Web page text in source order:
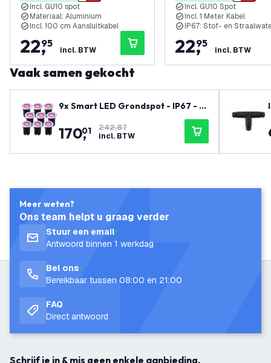
Incl. GU10 spot
Materiaal: Aluminium
Incl. 100 cm Aansluitkabel
22,
95
incl. BTW
Incl. GU10 Spot
Incl. 1 Meter Kabel
IP67: Stof- en
22,
95
incl. BTW
Vaak samen gekocht
9x Smart LED Grondspot - IP67 - 4.
9W - RGB+CCT - 1 Meter Kabel
170,
01
242,87
incl. BTW
Meer weten?
Ons team helpt u graag verder
Stuur een email
Antwoord binnen 1 werkdag
Bel ons
Bereikbaar tussen 08:00 en 21:00
FAQ
Direct antwoord
Schrijf je in & mis geen enkele aanbieding.